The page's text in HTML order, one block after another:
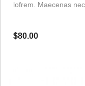
lofrem. Maecenas
$80.00